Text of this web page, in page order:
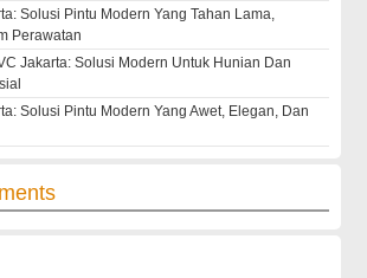
Solusi Pintu Modern Yang Tahan Lama,
Perawatan
Jakarta: Solusi Modern Untuk Hunian Dan
Solusi Pintu Modern Yang Awet, Elegan, Dan